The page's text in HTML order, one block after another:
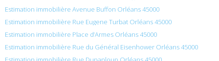
Estimation immobilière Avenue Buffon Orléans 45000
Estimation immobilière Rue Eugene Turbat Orléans 45000
Estimation immobilière Place d’Armes Orléans 45000
Estimation immobilière Rue du Général Eisenhower Orléans 45000